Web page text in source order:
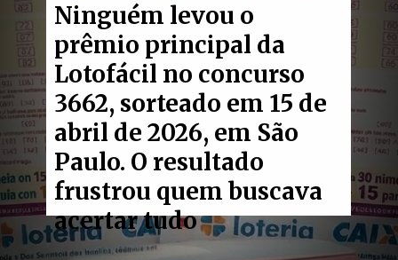
Ninguém levou o
prêmio principal da
Lotofácil no concurso
3662, sorteado em 15 de
abril de 2026, em São
Paulo. O resultado
frustrou quem buscava
acertar tudo